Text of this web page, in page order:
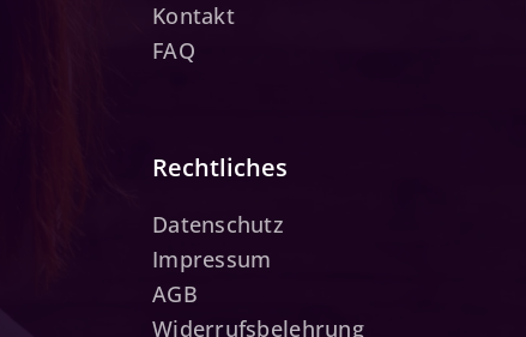
Kontakt
FAQ
Rechtliches
Datenschutz
Impressum
AGB
Widerrufsbelehrung